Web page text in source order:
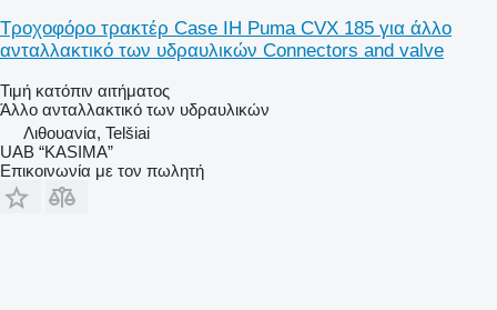
Τροχοφόρο τρακτέρ Case IH Puma CVX 185 για άλλο
ανταλλακτικό των υδραυλικών Connectors and valve
Τιμή κατόπιν αιτήματος
Άλλο ανταλλακτικό των υδραυλικών
Λιθουανία, Telšiai
UAB “KASIMA”
Επικοινωνία με τον πωλητή